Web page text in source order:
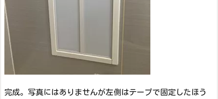
完成。写真にはありませんが左側はテープで固定したほう